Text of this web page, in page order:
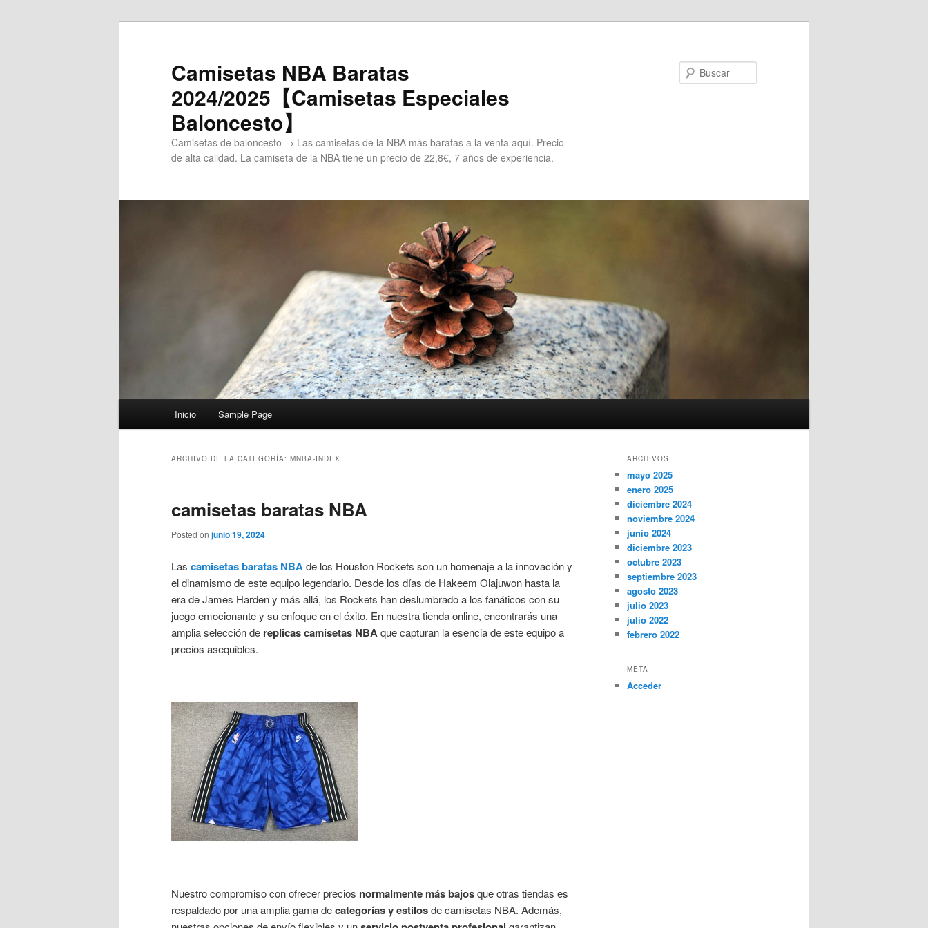
Camisetas NBA Baratas
2024/2025【Camisetas Especiales
Baloncesto】
Camisetas de baloncesto → Las camisetas de la NBA más baratas a la venta aquí. Precio
de alta calidad. La camiseta de la NBA tiene un precio de 22,8€, 7 años de experiencia.
Inicio Sample Page
ARCHIVO DE LA CATEGORÍA: MNBA-INDEX
camisetas baratas NBA
Posted on junio 19, 2024
Las camisetas baratas NBAde los Houston Rockets son un homenaje a la innovación y
el dinamismo de este equipo legendario. Desde los días de Hakeem Olajuwon hasta la
era de James Harden y más allá, los Rockets han deslumbrado a los fanáticos con su
juego emocionante y su enfoque en el éxito. En nuestra tienda online, encontrarás una
amplia selección de replicas camisetas NBAque capturan la esencia de este equipo a
precios asequibles.
Nuestro compromiso con ofrecer precios normalmente más bajosque otras tiendas es
respaldado por una amplia gama decategorías y estilosde camisetas NBA. Además,
ARCHIVOS
mayo 2025
enero 2025
diciembre 2024
noviembre 2024
junio 2024
diciembre 2023
octubre 2023
septiembre 2023
agosto 2023
julio 2023
julio 2022
febrero 2022
META
Acceder